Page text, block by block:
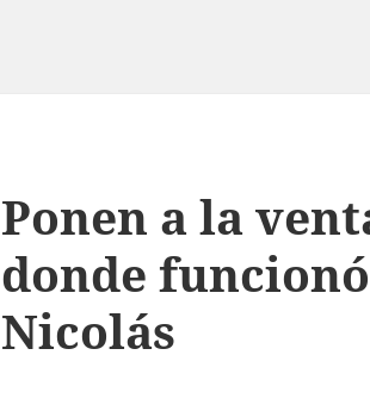
Ponen a la
donde
Nicolás